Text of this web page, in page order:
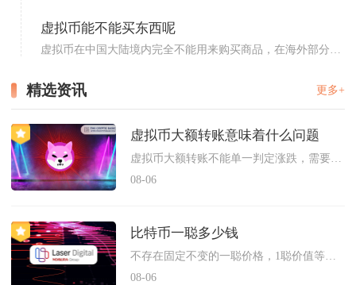
虚拟币能不能买东西呢
虚拟币在中国大陆境内完全不能用来购买商品，在海外部分国
精选资讯 更多+
虚拟币大额转账意味着什么问题
虚拟币大额转账不能单一判定涨跌，需要结合转账地址流向、资金类...
08-06
比特币一聪多少钱
不存在固定不变的一聪价格，1聪价值等于比特币实时市场价格除以...
08-06